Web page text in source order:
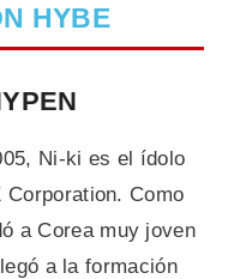
HYBE
Ni-ki es el ídolo
Como
a Corea muy joven
a la formación